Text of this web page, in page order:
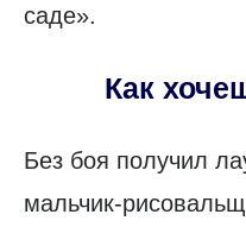
саде».
Как
Без боя получил
мальчик-